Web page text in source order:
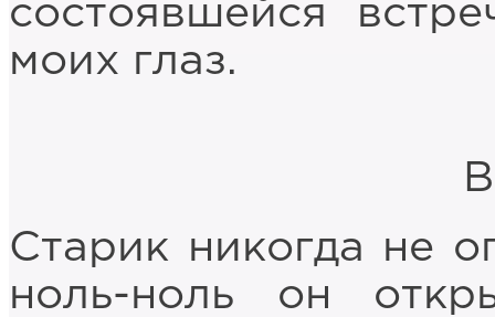
состоявшейся
моих глаз.
Старик никогда не
ноль-ноль он